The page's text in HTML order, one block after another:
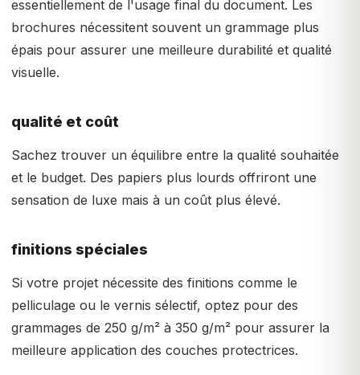
essentiellement de l'usage final du document. Les
brochures nécessitent souvent un grammage plus
épais pour assurer une meilleure durabilité et qualité
visuelle.
qualité et coût
Sachez trouver un équilibre entre la qualité souhaitée
et le budget. Des papiers plus lourds offriront une
sensation de luxe mais à un coût plus élevé.
finitions spéciales
Si votre projet nécessite des finitions comme le
pelliculage ou le vernis sélectif, optez pour des
grammages de 250 g/m² à 350 g/m² pour assurer la
meilleure application des couches protectrices.